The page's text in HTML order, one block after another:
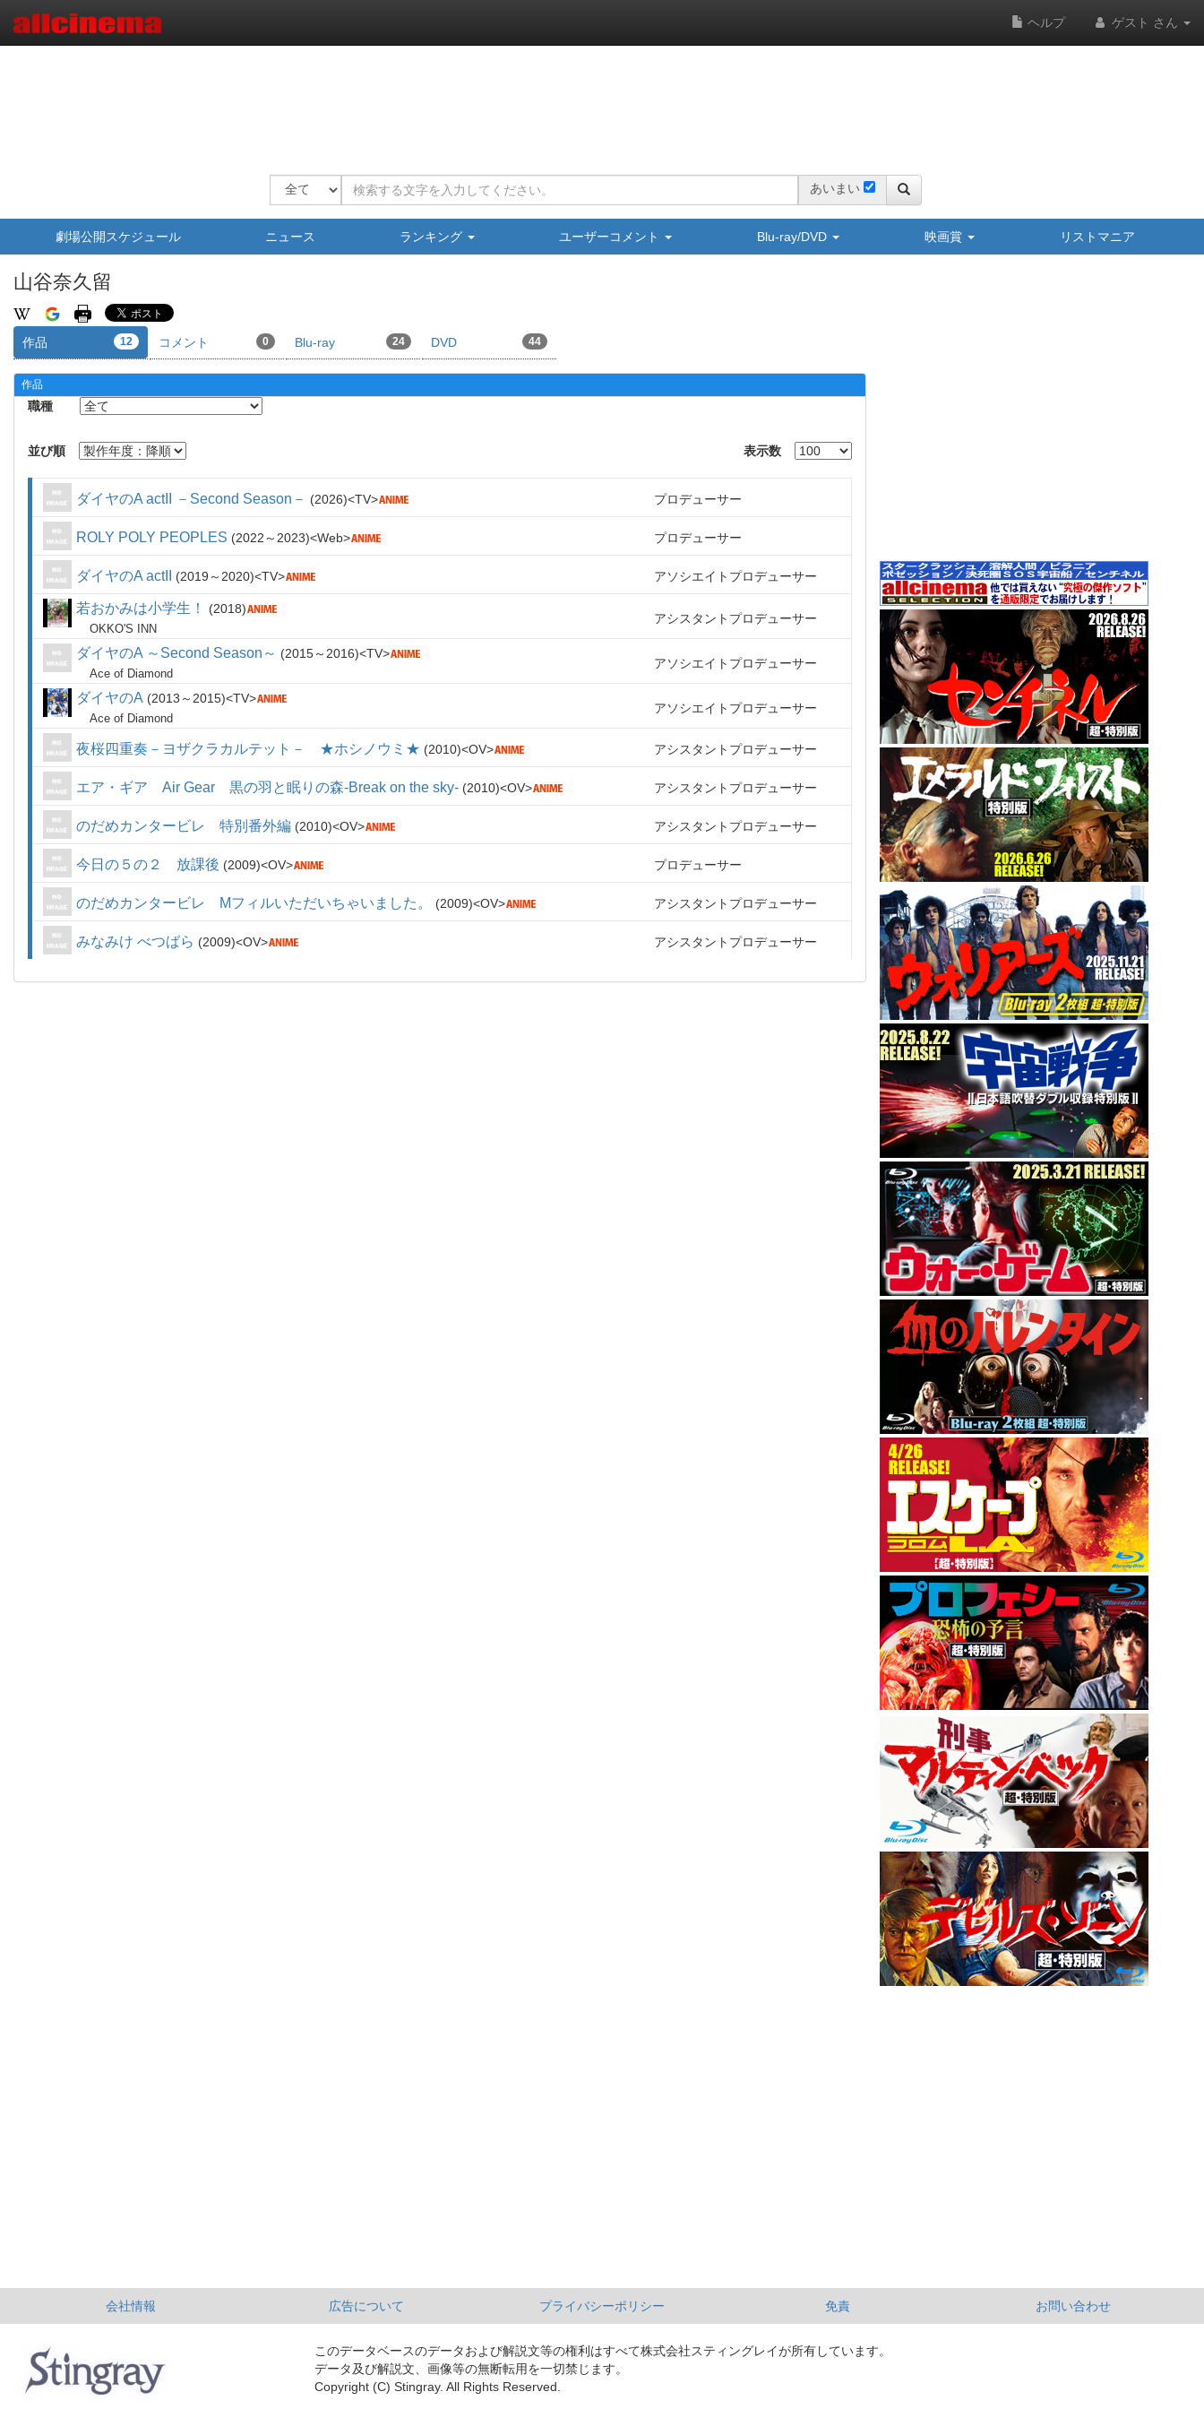
ヘルプ ゲスト さん
あいまい
劇場公開スケジュール ニュース ランキング ユーザーコメント Blu-ray/DVD 映画賞 リストマニア
山谷奈久留
作品 12 コメント 0 Blu-ray 24 DVD 44
作品
職種
並び順 表示数
ダイヤのA actII －Second Season－ 2026 TV プロデューサー
ROLY POLY PEOPLES 2022～2023 Web プロデューサー
ダイヤのA actII 2019～2020 TV アソシエイトプロデューサー
若おかみは小学生！ 2018
OKKO'S INN
アシスタントプロデューサー
ダイヤのA ～Second Season～ 2015～2016 TV
Ace of Diamond
アソシエイトプロデューサー
ダイヤのA 2013～2015 TV
Ace of Diamond
アソシエイトプロデューサー
夜桜四重奏－ヨザクラカルテット－ ★ホシノウミ★ 2010 OV アシスタントプロデューサー
エア・ギア Air Gear 黒の羽と眠りの森-Break on the sky- 2010 OV アシスタントプロデューサー
のだめカンタービレ 特別番外編 2010 OV アシスタントプロデューサー
今日の５の２ 放課後 2009 OV プロデューサー
のだめカンタービレ Mフィルいただいちゃいました。 2009 OV アシスタントプロデューサー
みなみけ べつばら 2009 OV アシスタントプロデューサー
会社情報 広告について プライバシーポリシー 免責 お問い合わせ
このデータベースのデータおよび解説文等の権利はすべて株式会社スティングレイが所有しています。
データ及び解説文、画像等の無断転用を一切禁じます。
Copyright (C) Stingray. All Rights Reserved.